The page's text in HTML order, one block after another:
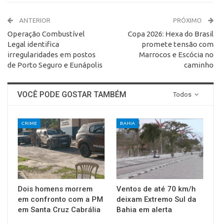
ANTERIOR
Operação Combustível
Legal identifica
irregularidades em postos
de Porto Seguro e Eunápolis
PRÓXIMO
Copa 2026: Hexa do Brasil
promete tensão com
Marrocos e Escócia no
caminho
Todos
VOCÊ PODE GOSTAR TAMBÉM
CRIME
Dois homens morrem
em confronto com a PM
em Santa Cruz Cabrália
BAHIA
Ventos de até 70 km/h
deixam Extremo Sul da
Bahia em alerta